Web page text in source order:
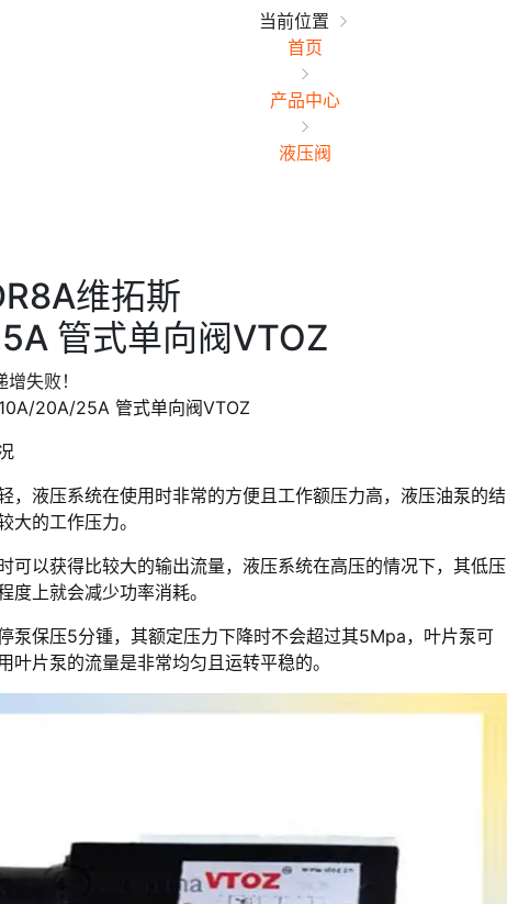
当前位置
首页
产品中心
液压阀
维拓斯
管式单向阀VTOZ
失败！
20A/25A 管式单向阀VTOZ
，液压系统在使用时非常的方便且工作额压力高，液压油泵的结
的工作压力。
可以获得比较大的输出流量，液压系统在高压的情况下，其低压
上就会减少功率消耗。
泵保压5分锺，其额定压力下降时不会超过其5Mpa，叶片泵可
片泵的流量是非常均匀且运转平稳的。